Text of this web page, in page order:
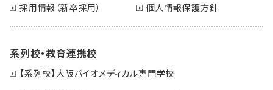
採用情報（新卒採用）
個人情報保護方針
系列校・教育連携校
【系列校】大阪バイオメディカル専門学校